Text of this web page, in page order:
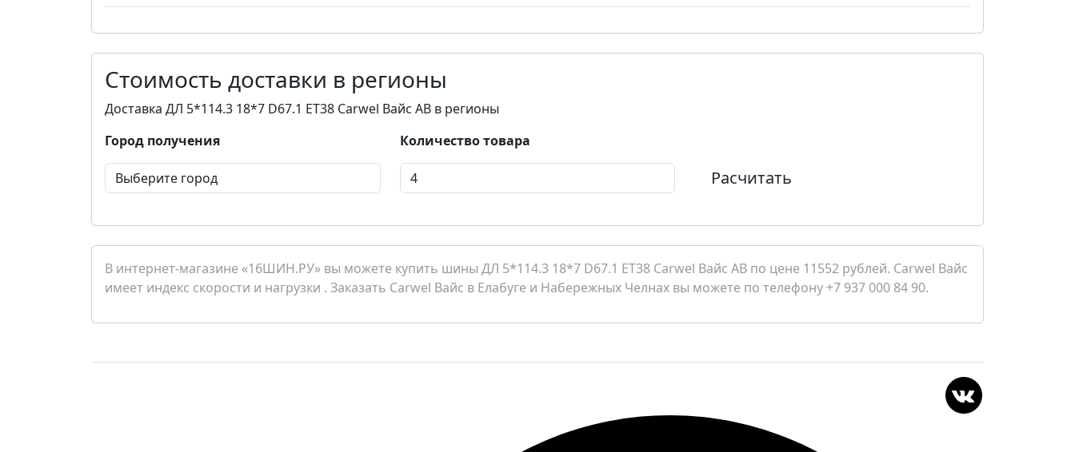
Стоимость доставки в регионы
Доставка ДЛ 5*114.3 18*7 D67.1 ET38 Carwel Вайс AB в регионы
Город получения
Количество товара
Расчитать
В интернет-магазине «16ШИН.РУ» вы можете купить шины ДЛ 5*114.3 18*7 D67.1 ET38 Carwel Вайс AB по цене 11552 рублей. Carwel Вайс
имеет индекс скорости и нагрузки . Заказать Carwel Вайс в Елабуге и Набережных Челнах вы можете по телефону +7 937 000 84 90.